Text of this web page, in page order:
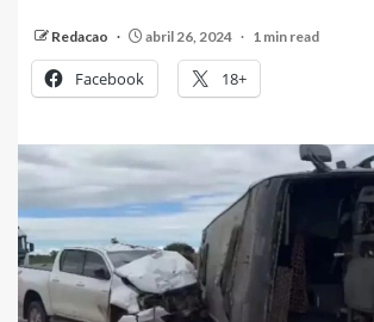
Redacao abril 26, 2024 1 min read
Facebook 18+